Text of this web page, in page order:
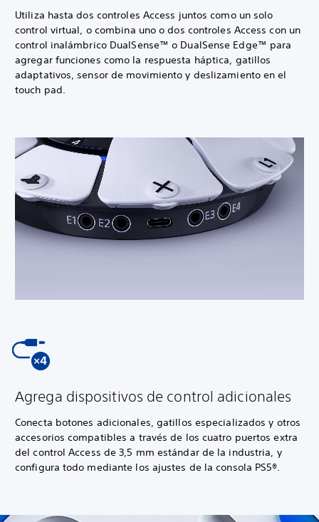
Utiliza hasta dos controles Access juntos como un solo
control virtual, o combina uno o dos controles Access con un
control inalámbrico DualSense™ o DualSense Edge™ para
agregar funciones como la respuesta háptica, gatillos
adaptativos, sensor de movimiento y deslizamiento en el
touch pad.
Agrega dispositivos de control adicionales
Conecta botones adicionales, gatillos especializados y otros
accesorios compatibles a través de los cuatro puertos extra
del control Access de 3,5 mm estándar de la industria, y
configura todo mediante los ajustes de la consola PS5®.